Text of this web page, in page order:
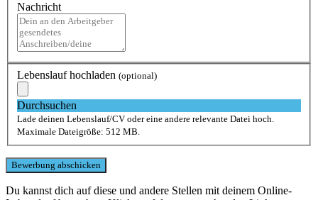
Nachricht
Lebenslauf hochladen (optional)
Durchsuchen
Lade deinen Lebenslauf/CV oder eine andere relevante Datei hoch.
Maximale Dateigröße: 512 MB.
Du kannst dich auf diese und andere Stellen mit deinem Online-